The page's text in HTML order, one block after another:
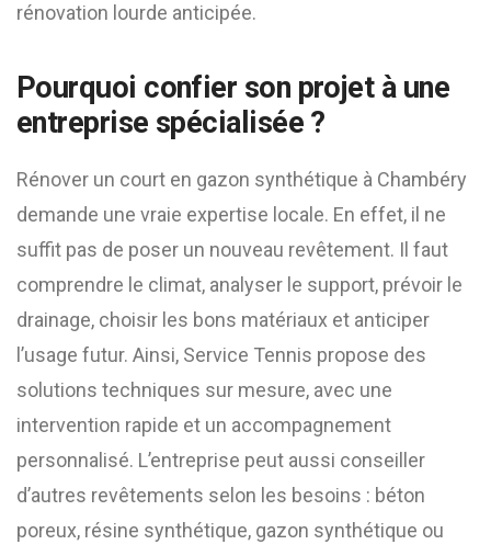
rénovation lourde anticipée.
Pourquoi confier son projet à une
entreprise spécialisée ?
Rénover un court en gazon synthétique à Chambéry
demande une vraie expertise locale. En effet, il ne
suffit pas de poser un nouveau revêtement. Il faut
comprendre le climat, analyser le support, prévoir le
drainage, choisir les bons matériaux et anticiper
l’usage futur. Ainsi, Service Tennis propose des
solutions techniques sur mesure, avec une
intervention rapide et un accompagnement
personnalisé. L’entreprise peut aussi conseiller
d’autres revêtements selon les besoins : béton
poreux, résine synthétique, gazon synthétique ou